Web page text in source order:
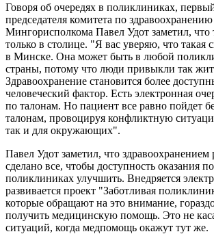
Говоря об очередях в поликлиниках,
председателя комитета по здравоохранению
Мингорисполкома Павел Удот заметил, что
только в столице. "Я вас уверяю, что такая
в Минске. Она может быть в любой
страны, потому что люди привыкли так
Здравоохранение становится более
человеческий фактор. Есть электронная
по талонам. Но пациент все равно пойдет
талонам, провоцируя конфликтную
так и для окружающих".
Павел Удот заметил, что здравоохранением
сделано все, чтобы доступность оказания
поликлиниках улучшить. Внедряется
развивается проект "Заботливая
которые обращают на это внимание,
получить медицинскую помощь. Это не
ситуаций, когда медпомощь окажут тут же.